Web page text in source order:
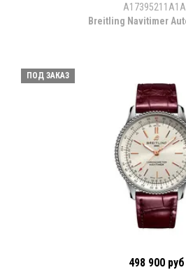
Breitling Navitimer
ПОД ЗАКАЗ
498 900 руб